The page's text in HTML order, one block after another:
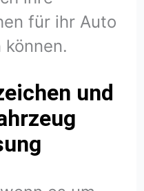
für ihr Auto
und